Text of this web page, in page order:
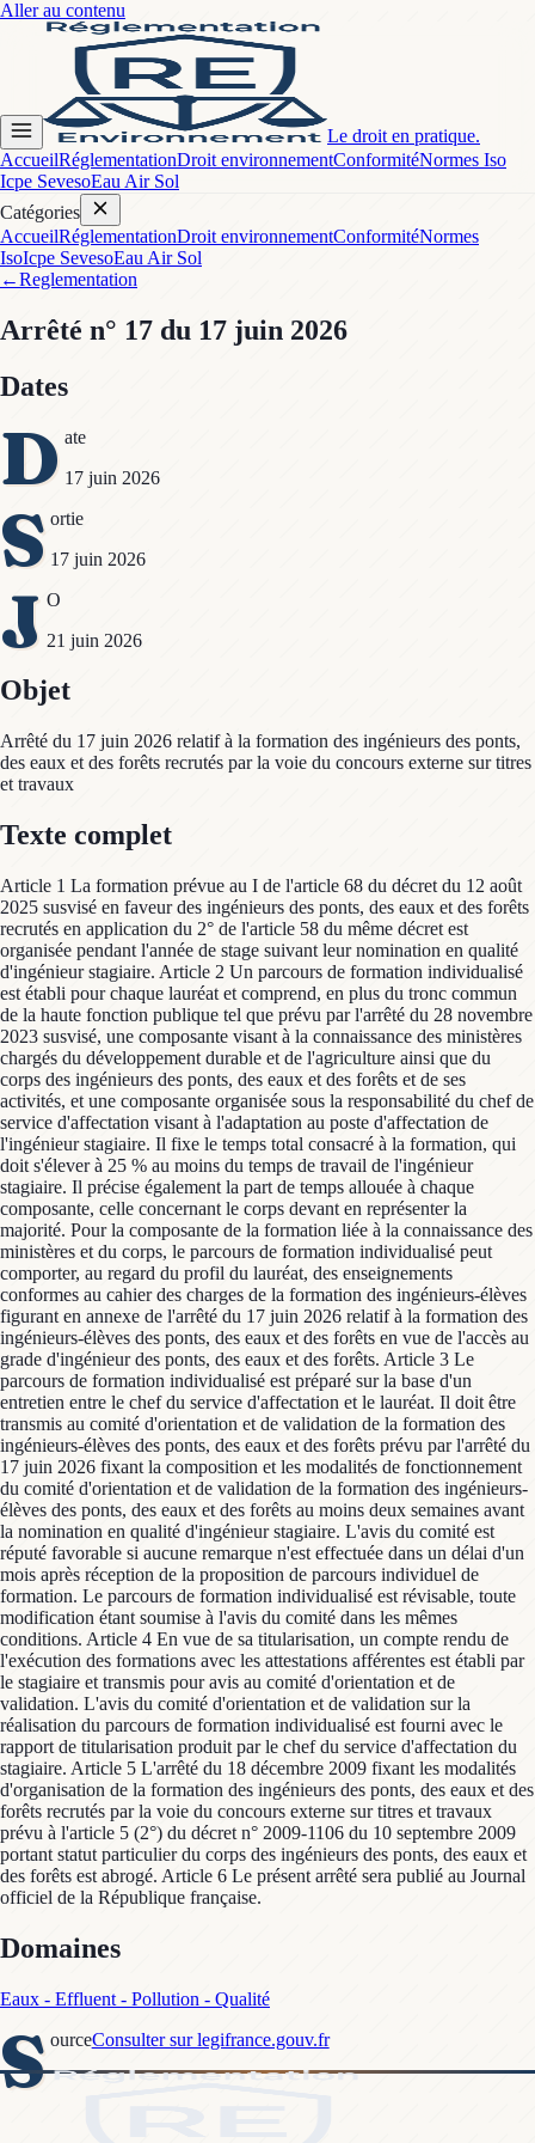
Aller au contenu
Le droit en pratique.
AccueilRéglementationDroit environnementConformitéNormes Iso
Icpe SevesoEau Air Sol
Catégories
AccueilRéglementationDroit environnementConformitéNormes
IsoIcpe SevesoEau Air Sol
←Reglementation
Arrêté n° 17 du 17 juin 2026
Dates
D ate
17 juin 2026
S ortie
17 juin 2026
J O
21 juin 2026
Objet
Arrêté du 17 juin 2026 relatif à la formation des ingénieurs des ponts,
des eaux et des forêts recrutés par la voie du concours externe sur titres
et travaux
Texte complet
Article 1 La formation prévue au I de l'article 68 du décret du 12 août
2025 susvisé en faveur des ingénieurs des ponts, des eaux et des forêts
recrutés en application du 2° de l'article 58 du même décret est
organisée pendant l'année de stage suivant leur nomination en qualité
d'ingénieur stagiaire. Article 2 Un parcours de formation individualisé
est établi pour chaque lauréat et comprend, en plus du tronc commun
de la haute fonction publique tel que prévu par l'arrêté du 28 novembre
2023 susvisé, une composante visant à la connaissance des ministères
chargés du développement durable et de l'agriculture ainsi que du
corps des ingénieurs des ponts, des eaux et des forêts et de ses
activités, et une composante organisée sous la responsabilité du chef de
service d'affectation visant à l'adaptation au poste d'affectation de
l'ingénieur stagiaire. Il fixe le temps total consacré à la formation, qui
doit s'élever à 25 % au moins du temps de travail de l'ingénieur
stagiaire. Il précise également la part de temps allouée à chaque
composante, celle concernant le corps devant en représenter la
majorité. Pour la composante de la formation liée à la connaissance des
ministères et du corps, le parcours de formation individualisé peut
comporter, au regard du profil du lauréat, des enseignements
conformes au cahier des charges de la formation des ingénieurs-élèves
figurant en annexe de l'arrêté du 17 juin 2026 relatif à la formation des
ingénieurs-élèves des ponts, des eaux et des forêts en vue de l'accès au
grade d'ingénieur des ponts, des eaux et des forêts. Article 3 Le
parcours de formation individualisé est préparé sur la base d'un
entretien entre le chef du service d'affectation et le lauréat. Il doit être
transmis au comité d'orientation et de validation de la formation des
ingénieurs-élèves des ponts, des eaux et des forêts prévu par l'arrêté du
17 juin 2026 fixant la composition et les modalités de fonctionnement
du comité d'orientation et de validation de la formation des ingénieurs-
élèves des ponts, des eaux et des forêts au moins deux semaines avant
la nomination en qualité d'ingénieur stagiaire. L'avis du comité est
réputé favorable si aucune remarque n'est effectuée dans un délai d'un
mois après réception de la proposition de parcours individuel de
formation. Le parcours de formation individualisé est révisable, toute
modification étant soumise à l'avis du comité dans les mêmes
conditions. Article 4 En vue de sa titularisation, un compte rendu de
l'exécution des formations avec les attestations afférentes est établi par
le stagiaire et transmis pour avis au comité d'orientation et de
validation. L'avis du comité d'orientation et de validation sur la
réalisation du parcours de formation individualisé est fourni avec le
rapport de titularisation produit par le chef du service d'affectation du
stagiaire. Article 5 L'arrêté du 18 décembre 2009 fixant les modalités
d'organisation de la formation des ingénieurs des ponts, des eaux et des
forêts recrutés par la voie du concours externe sur titres et travaux
prévu à l'article 5 (2°) du décret n° 2009-1106 du 10 septembre 2009
portant statut particulier du corps des ingénieurs des ponts, des eaux et
des forêts est abrogé. Article 6 Le présent arrêté sera publié au Journal
officiel de la République française.
Domaines
Eaux - Effluent - Pollution - Qualité
S ourceConsulter sur legifrance.gouv.fr